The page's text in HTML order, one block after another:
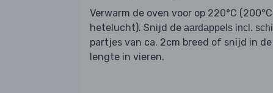
Verwarm de oven voor op 220°C (200°C
hetelucht). Snijd de aardappels incl. schil
partjes van ca. 2cm breed of snijd in de
lengte in vieren.